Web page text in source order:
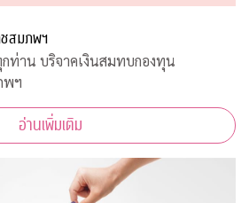
สมภพฯ
ท่าน บริจาคเงินสมทบกองทุน
พฯ
อ่านเพิ่มเติม